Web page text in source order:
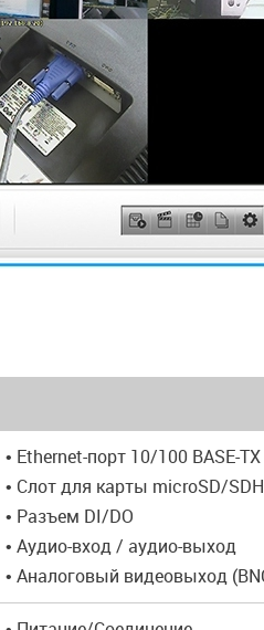
• Ethernet-порт 10/100 BASE-
• Слот для карты microSD/
• Разъем DI/DO
• Аудио-вход / аудио-выход
• Аналоговый видеовыход